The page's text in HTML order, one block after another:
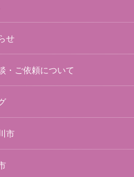
せ
・ご依頼について
市